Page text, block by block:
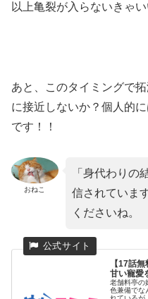
以上亀裂が入らないきゃい
あと、このタイミングで
に接近しないか？個人的
です！！
おねこ
「身代わりの
信されていま
くださいね。
【17話
甘い寵愛
老舗料亭の
色兼備でな